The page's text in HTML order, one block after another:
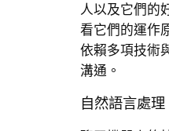
人以及它們的
看它們的運作
依賴多項技術
溝通。
自然語言處理